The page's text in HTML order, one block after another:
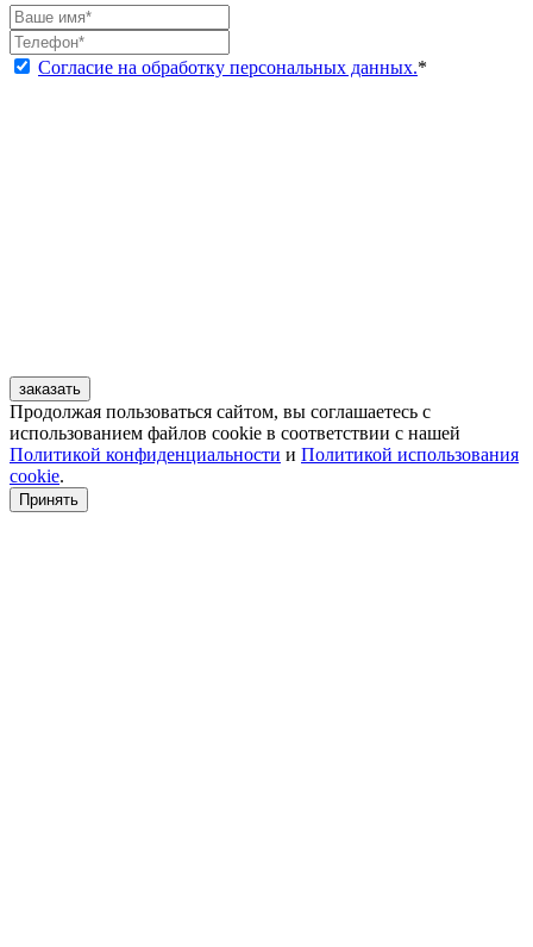
Согласие на обработку персональных данных.*
заказать
Продолжая пользоваться сайтом, вы соглашаетесь с
использованием файлов cookie в соответствии с нашей
Политикой конфиденциальности и Политикой использования
cookie.
Принять